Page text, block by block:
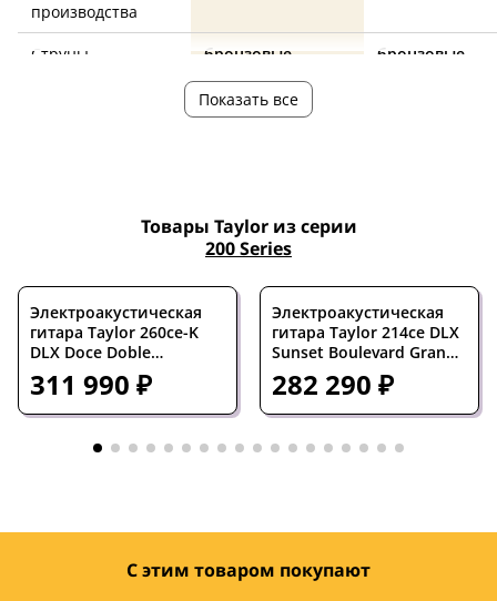
производства
Струны бронзовые
бронзовые
Grand Concert
Ориентация
под правую руку
под правую
Количество струн
6
Количество ладов
21
орех
Показать все
Товары Taylor из серии
200 Series
Электроакустическая
гитара Taylor 260ce-K
DLX Doce Doble
Dreadnought Shaded
Edge Burst
311 990 ₽
Электроакустическая
гитара Taylor 214ce DLX
Sunset Boulevard Grand
Auditorium Sunset
Edgeburst
282 290 ₽
С этим товаром покупают